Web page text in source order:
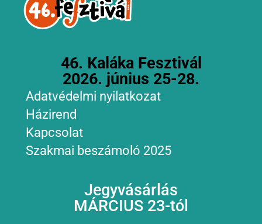
46. Kaláka Fesztivál
2026. június 25-28.
Adatvédelmi nyilatkozat
Házirend
Kapcsolat
Szakmai beszámoló 2025
Jegyvásárlás
MÁRCIUS 23-tól